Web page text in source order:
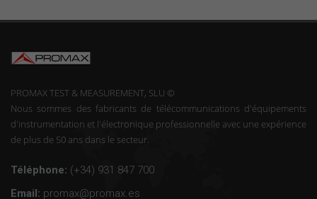
PROMAX TEST & MEASUREMENT, SLU ©
Nous sommes des fabricants de télécommunications d'équipements
d'instrumentation et l'électronique professionnelle avec une expérience
de plus de 50 ans dans le secteur.
Téléphone: (+34) 931 847 700
Email: promax@promax.es